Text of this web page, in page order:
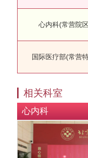
心内科(常营院
国际医疗部(常营
相关科室
心内科